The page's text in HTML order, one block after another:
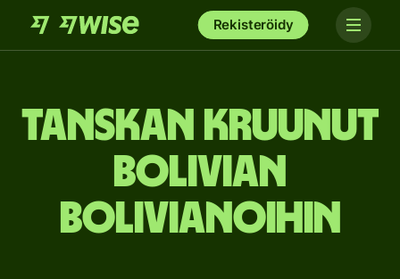
Rekisteröidy
Tanskan kruunut
Bolivian
bolivianoihin